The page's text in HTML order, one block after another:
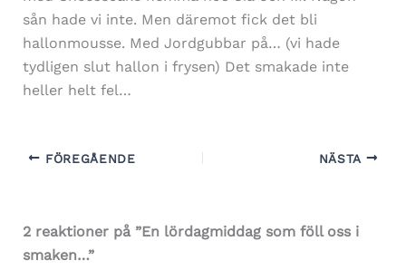
sån hade vi inte. Men däremot fick det bli
hallonmousse. Med Jordgubbar på… (vi hade
tydligen slut hallon i frysen) Det smakade inte
heller helt fel…
FÖREGÅENDE NÄSTA
2 reaktioner på ”En lördagmiddag som föll oss i
smaken…”